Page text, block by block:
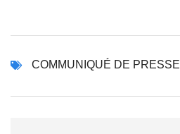
COMMUNIQUÉ DE PRESSE